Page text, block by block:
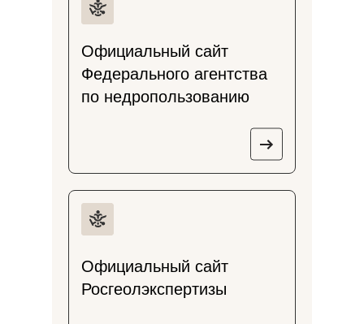
Официальный сайт
Федерального агентства
по недропользованию
Официальный сайт
Росгеолэкспертизы